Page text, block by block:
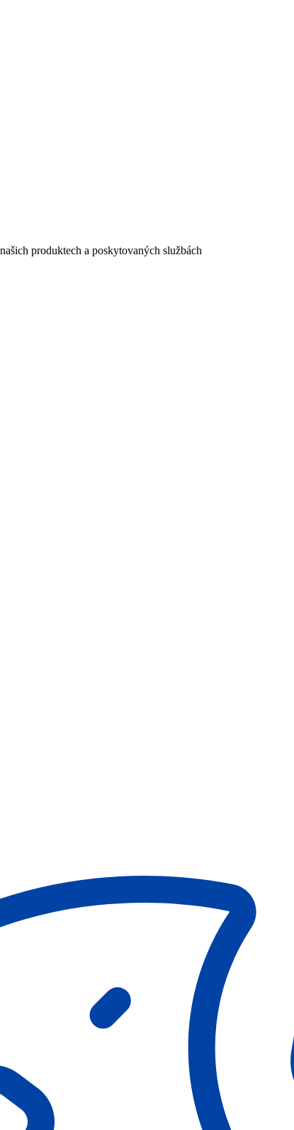
produktech a poskytovaných službách